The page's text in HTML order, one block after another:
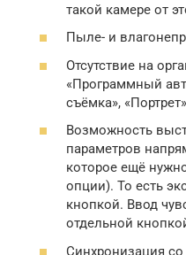
такой камере от
Пыле- и
Отсутствие на
«Программный
съёмка»,
Возможность
параметров
которое ещё
опции). То есть
кнопкой. Ввод
отдельной
Синхронизация